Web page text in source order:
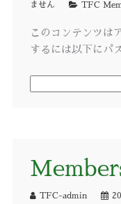
ません
TFC
このコンテンツは
するには以下にパ
TFC-admin